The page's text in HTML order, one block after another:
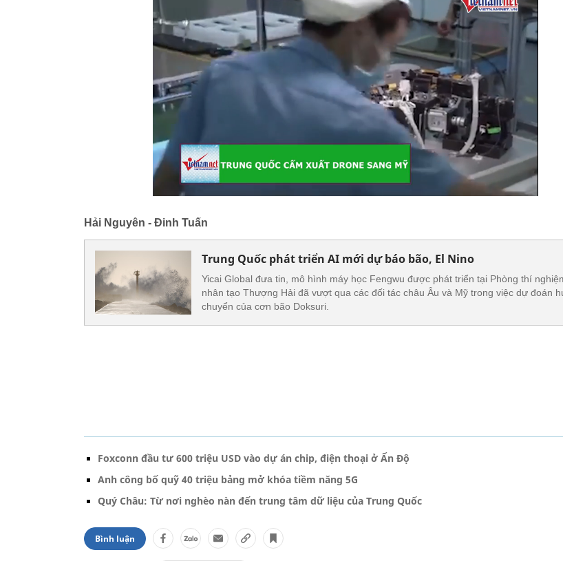
Hải Nguyên - Đinh Tuấn
Trung Quốc phát triển AI mới dự báo bão, El Nino
Yicai Global đưa tin, mô hình máy học Fengwu được phát triển tại Phòng thí
nhân tạo Thượng Hải đã vượt qua các đối tác châu Âu và Mỹ trong việc dự đoán
chuyển của cơn bão Doksuri.
Foxconn đầu tư 600 triệu USD vào dự án chip, điện thoại ở Ấn Độ
Anh công bố quỹ 40 triệu bảng mở khóa tiềm năng 5G
Quý Châu: Từ nơi nghèo nàn đến trung tâm dữ liệu của Trung Quốc
Bình luận